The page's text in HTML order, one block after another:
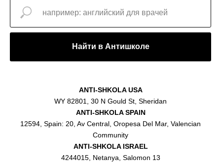
Найти в Антишколе
ANTI-SHKOLA USA
WY 82801, 30 N Gould St, Sheridan
ANTI-SHKOLA SPAIN
12594, Spain: 20, Av Central, Oropesa Del Mar, Valencian
Community
ANTI-SHKOLA ISRAEL
4244015, Netanya, Salomon 13